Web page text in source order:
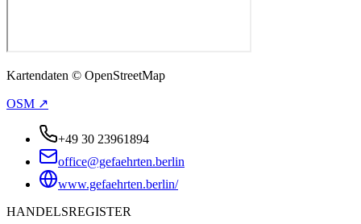
Kartendaten © OpenStreetMap
OSM ↗
+49 30 23961894
office@gefaehrten.berlin
www.gefaehrten.berlin/
HANDELSREGISTER